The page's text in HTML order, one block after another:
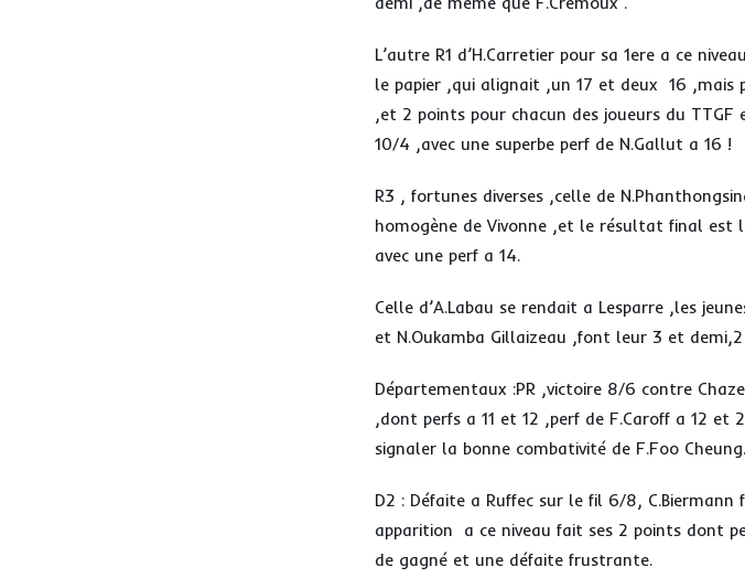
L’autre R1 d’H.Carretier pour sa 1ere a ce
le papier ,qui alignait ,un 17 et deux 16 ,mais
,et 2 points pour chacun des joueurs du
10/4 ,avec une superbe perf de N.Gallut a 16 !
R3 , fortunes diverses ,celle de
homogène de Vivonne ,et le résultat final est
avec une perf a 14.
Celle d’A.Labau se rendait a Lesparre ,les
et N.Oukamba Gillaizeau ,font leur 3 et
Départementaux :PR ,victoire 8/6 contre
,dont perfs a 11 et 12 ,perf de F.Caroff a 12 et
signaler la bonne combativité de F.Foo Cheung.
D2 : Défaite a Ruffec sur le fil 6/8,
apparition a ce niveau fait ses 2 points dont
de gagné et une défaite frustrante.